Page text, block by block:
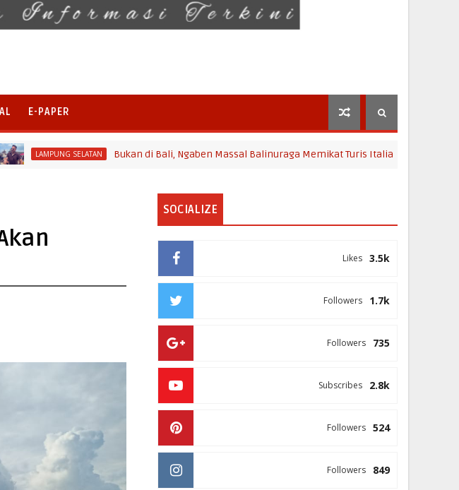
E-PAPER
SELATAN Bukan di Bali, Ngaben Massal Balinuraga Memikat Turis Italia dan Puluhan Ribu
SOCIALIZE
3.5k
Likes
1.7k
Followers
735
Followers
2.8k
Subscribes
524
Followers
849
Followers